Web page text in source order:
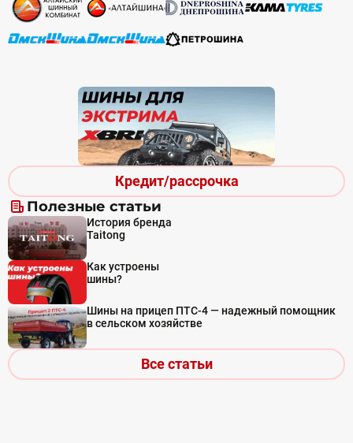
Кредит/рассрочка
Полезные статьи
История бренда
Taitong
Как устроены
шины?
Шины на прицеп ПТС-4 — надежный помощник
в сельском хозяйстве
Все статьи